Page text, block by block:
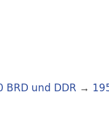
und DDR →